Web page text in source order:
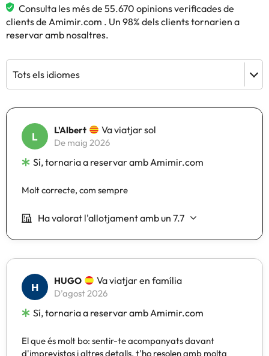
Consulta les més de 55.670 opinions verificades de
clients de Amimir.com . Un 98% dels clients tornarien a
reservar amb nosaltres.